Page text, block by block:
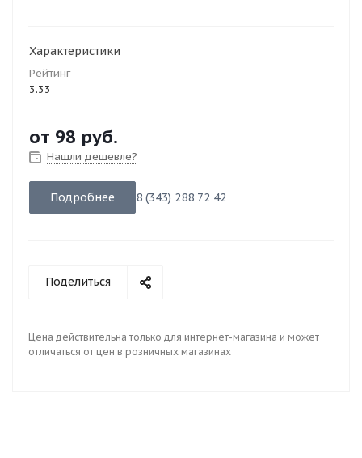
Характеристики
Рейтинг
3.33
от 98 руб.
Нашли дешевле?
Подробнее 8 (343) 288 72 42
Поделиться
Цена действительна только для интернет-магазина и может
отличаться от цен в розничных магазинах